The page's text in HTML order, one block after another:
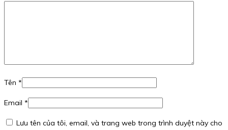
Tên *
Email *
Lưu tên của tôi, email, và trang web trong trình duyệt này cho